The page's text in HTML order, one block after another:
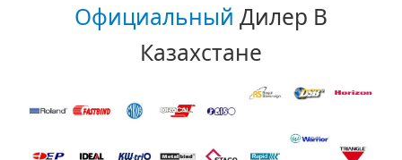
Официальный Дилер В
Казахстане